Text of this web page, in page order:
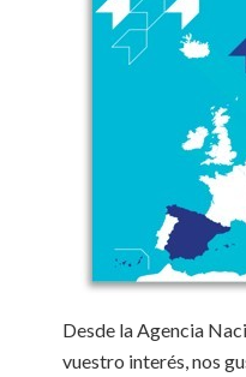
Desde la Agencia
vuestro interés, nos